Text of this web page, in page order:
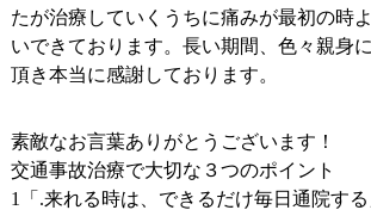
たが治療していくうちに痛みが最初の時
いできております。長い期間、色々親身
頂き本当に感謝しております。
素敵なお言葉ありがとうございます！
交通事故治療で大切な３つのポイント
1「.来れる時は、できるだけ毎日通院する